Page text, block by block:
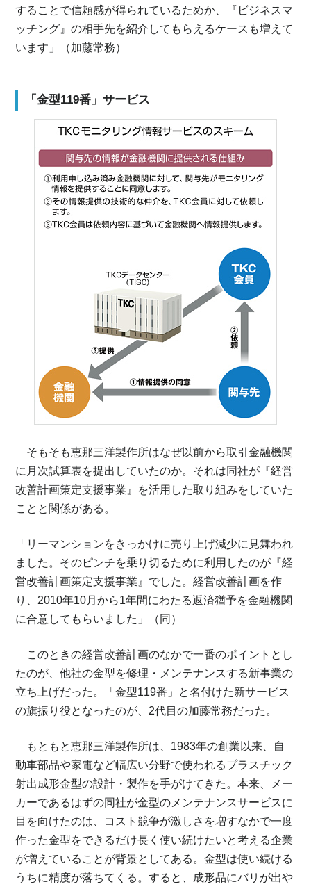
することで信頼感が得られているためか、『ビジネスマ
ッチング』の相手先を紹介してもらえるケースも増えて
います」（加藤常務）
「金型119番」サービス
そもそも恵那三洋製作所はなぜ以前から取引金融機関
に月次試算表を提出していたのか。それは同社が『経営
改善計画策定支援事業』を活用した取り組みをしていた
ことと関係がある。
「リーマンションをきっかけに売り上げ減少に見舞われ
ました。そのピンチを乗り切るために利用したのが『経
営改善計画策定支援事業』でした。経営改善計画を作
り、2010年10月から1年間にわたる返済猶予を金融機関
に合意してもらいました」（同）
このときの経営改善計画のなかで一番のポイントとし
たのが、他社の金型を修理・メンテナンスする新事業の
立ち上げだった。「金型119番」と名付けた新サービス
の旗振り役となったのが、2代目の加藤常務だった。
もともと恵那三洋製作所は、1983年の創業以来、自
動車部品や家電など幅広い分野で使われるプラスチック
射出成形金型の設計・製作を手がけてきた。本来、メー
カーであるはずの同社が金型のメンテナンスサービスに
目を向けたのは、コスト競争が激しさを増すなかで一度
作った金型をできるだけ長く使い続けたいと考える企業
が増えていることが背景としてある。金型は使い続ける
うちに精度が落ちてくる。すると、成形品にバリが出や